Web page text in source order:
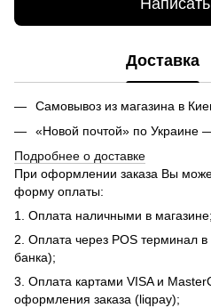
Доставка
Самовывоз из магазина в
«Новой почтой» по Украине
Подробнее о доставке
При оформлении заказа Вы
форму оплаты:
1. Оплата наличными в магазине;
2. Оплата через POS терминал
банка);
3. Оплата картами VISA и
оформления заказа (liqpay);